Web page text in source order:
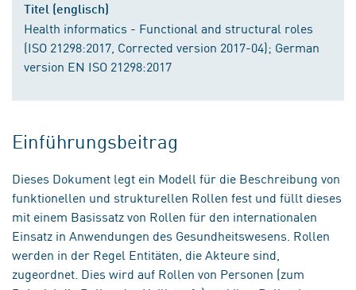
Titel (englisch)
Health informatics - Functional and structural roles
(ISO 21298:2017, Corrected version 2017-04); German
version EN ISO 21298:2017
Einführungsbeitrag
Dieses Dokument legt ein Modell für die Beschreibung von
funktionellen und strukturellen Rollen fest und füllt dieses
mit einem Basissatz von Rollen für den internationalen
Einsatz in Anwendungen des Gesundheitswesens. Rollen
werden in der Regel Entitäten, die Akteure sind,
zugeordnet. Dies wird auf Rollen von Personen (zum